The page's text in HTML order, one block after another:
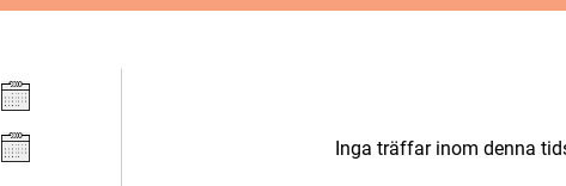
Inga träffar inom denna